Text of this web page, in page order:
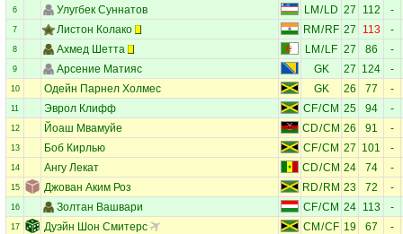
6 Улугбек Суннатов LM / LD 27 112 -
7 Листон Колако RM / RF 27 113 -
8 Ахмед Шетта LM / LF 27 86 -
9 Арсение Матияс GK 27 124 -
10 Одейн Парнел Холмес GK 26 77 -
11 Эврол Клифф CF/CM 25 94 -
12 Йоаш Мвамуйе CD/CM 26 91 -
13 Боб Кирлью CF/CM 27 101 -
14 Ангу Лекат CD/CM 24 74 -
15 Джован Аким Роз RD/ RM 23 72 -
16 Золтан Вашвари CF/CM 24 113 -
17 Дуэйн Шон Смитерс CM /CF 19 67 -